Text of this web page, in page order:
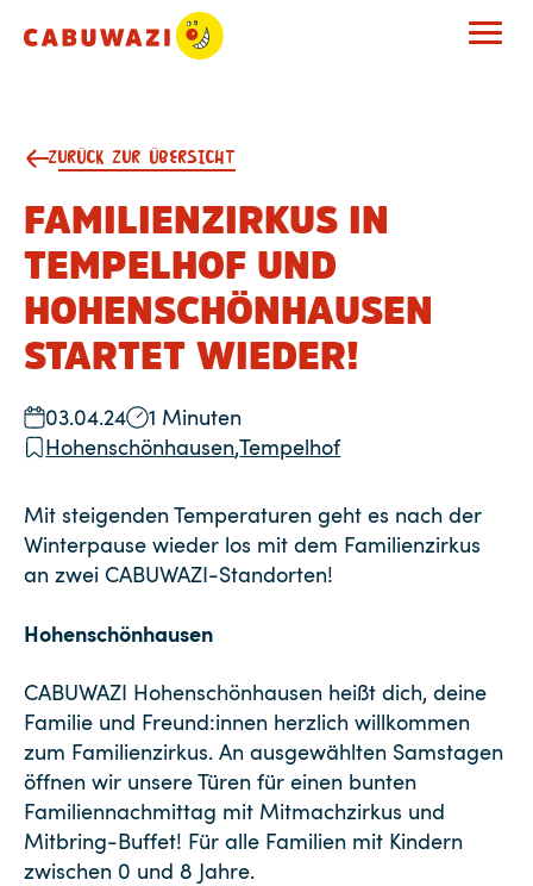
ZURÜCK ZUR ÜBERSICHT
FAMILIENZIRKUS IN
TEMPELHOF UND
HOHENSCHÖNHAUSEN
STARTET WIEDER!
03.04.24
1 Minuten
Hohenschönhausen,Tempelhof
Mit steigenden Temperaturen geht es nach der
Winterpause wieder los mit dem Familienzirkus
an zwei CABUWAZI-Standorten!
Hohenschönhausen
CABUWAZI Hohenschönhausen heißt dich, deine
Familie und Freund:innen herzlich willkommen
zum Familienzirkus. An ausgewählten Samstagen
öffnen wir unsere Türen für einen bunten
Familiennachmittag mit Mitmachzirkus und
Mitbring-Buffet! Für alle Familien mit Kindern
zwischen 0 und 8 Jahre.